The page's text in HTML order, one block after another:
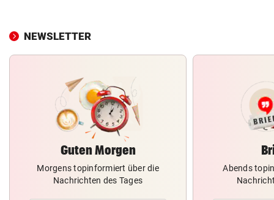
NEWSLETTER
Guten Morgen
Morgens topinformiert über die
Nachrichten des Tages
Abends